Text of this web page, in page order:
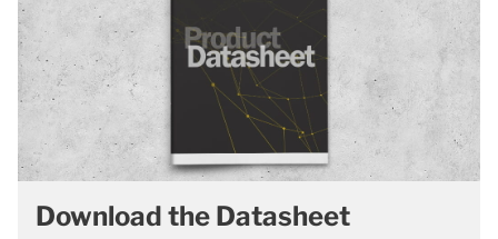
Download the Datasheet